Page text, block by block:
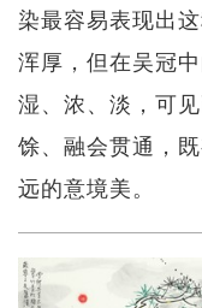
染最容易表现出
浑厚，但在吴冠
湿、浓、淡，可
馀、融会贯通，
远的意境美。